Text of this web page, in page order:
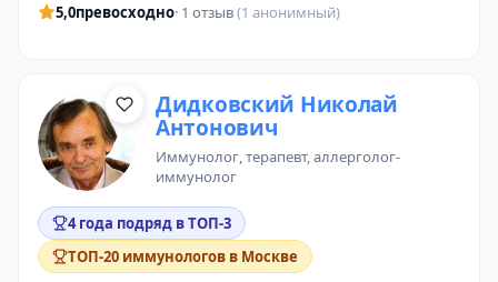
5,0превосходно· 1 отзыв(1 анонимный)
Дидковский Николай
Антонович
иммунолог,терапевт,аллерголог-
иммунолог
4 года подряд в ТОП-3
ТОП-20 иммунологов в Москве